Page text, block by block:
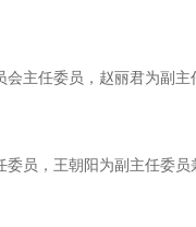
主任委员，赵丽君为副
员，王朝阳为副主任委